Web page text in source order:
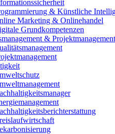
& Künstliche
Marketing & Onlinehandel
Grundkompetenzen
& Projektmanagement